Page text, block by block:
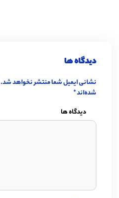
دیدگاه ها
نشانی ایمیل شما منتشر نخواهد شد.
شده‌اند*
دیدگاه ها